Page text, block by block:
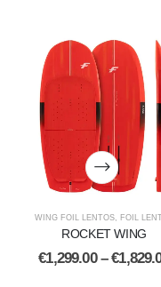
WING FOIL LENTOS, FOIL
ROCKET WING
€1,299.00 – €